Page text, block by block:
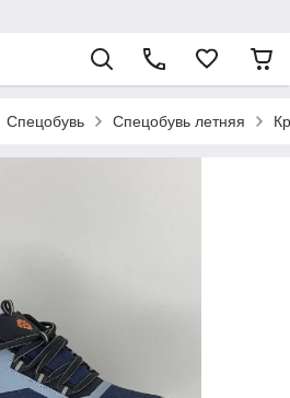
Спецобувь Спецобувь летняя